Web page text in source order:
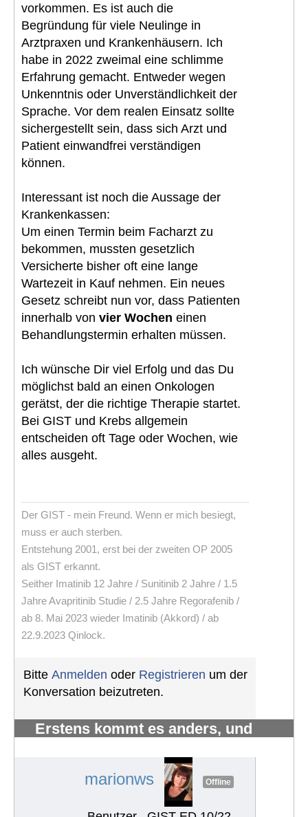
vorkommen. Es ist auch die
Begründung für viele Neulinge in
Arztpraxen und Krankenhäusern. Ich
habe in 2022 zweimal eine schlimme
Erfahrung gemacht. Entweder wegen
Unkenntnis oder Unverständlichkeit der
Sprache. Vor dem realen Einsatz sollte
sichergestellt sein, dass sich Arzt und
Patient einwandfrei verständigen
können.
Interessant ist noch die Aussage der
Krankenkassen:
Um einen Termin beim Facharzt zu
bekommen, mussten gesetzlich
Versicherte bisher oft eine lange
Wartezeit in Kauf nehmen. Ein neues
Gesetz schreibt nun vor, dass Patienten
innerhalb von vier Wochen einen
Behandlungstermin erhalten müssen.
Ich wünsche Dir viel Erfolg und das Du
möglichst bald an einen Onkologen
gerätst, der die richtige Therapie startet.
Bei GIST und Krebs allgemein
entscheiden oft Tage oder Wochen, wie
alles ausgeht.
Der GIST - mein Freund. Wenn er mich besiegt,
muss er auch sterben.
Entstehung 2001, erst bei der zweiten OP 2005
als GIST erkannt.
Seither Imatinib 12 Jahre / Sunitinib 2 Jahre / 1.5
Jahre Avapritinib Studie / 2.5 Jahre Regorafenib /
ab 8. Mai 2023 wieder Imatinib (Akkord) / ab
22.9.2023 Qinlock.
Bitte Anmelden oder Registrieren um der
Konversation beizutreten.
Erstens kommt es anders, und
marionws Offline